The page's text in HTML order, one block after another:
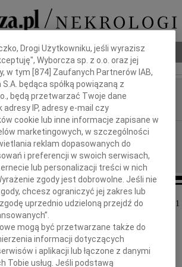
Poradnik pogrzebowy
Marian Dul
Wrocław
15.03.2011
Z głębokim żalem zawiadamiamy, że 13 marca
zmarł nasz ukochany Mąż i Tato
Drogi Użytkowniku, jeśli wyrazisz
Wyborcza sp. z o.o. oraz jej
w tym [874] Zaufanych Partnerów IAB,
będąca spółką powiązaną z
będą przetwarzać Twoje dane
adresy IP, adresy e-mail czy
cookie lub inne informacje zapisane w
marketingowych, w szczególności
reklam dopasowanych do
i preferencji w swoich serwisach,
lub personalizacji treści w nich
zgody jest dobrowolne. Jeśli nie
chcesz ograniczyć jej zakres lub
uprzednio udzieloną przejdź do
mogą być przetwarzane także do
informacji dotyczących
i aplikacji lub łączone z danymi
Tobie usług. Jeśli podstawą